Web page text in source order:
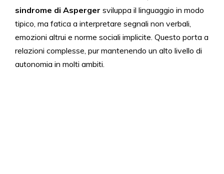
sindrome di Asperger sviluppa il linguaggio in modo
tipico, ma fatica a interpretare segnali non verbali,
emozioni altrui e norme sociali implicite. Questo porta a
relazioni complesse, pur mantenendo un alto livello di
autonomia in molti ambiti.